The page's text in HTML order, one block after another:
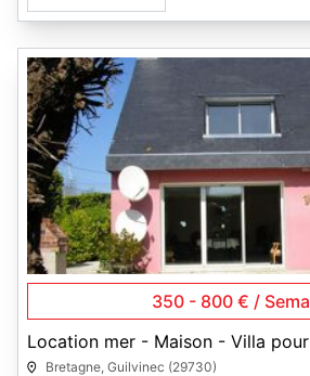
350 - 800 € /
Location mer - Maison - Villa
Bretagne, Guilvinec (29730)